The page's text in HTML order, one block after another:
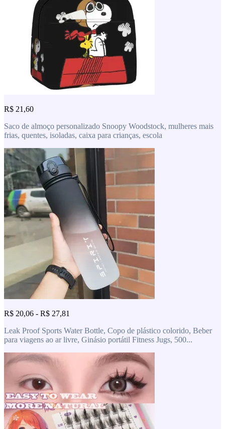
Eletrônicos, moda, casa, beleza e muito mais
Novidades sempre — encontre o que combina com você
Lista de Produtos
R$ 21,60
Saco de almoço personalizado Snoopy Woodstock, mulheres mais
frias, quentes, isoladas, caixa para crianças, escola
R$ 20,06 - R$ 27,81
Leak Proof Sports Water Bottle, Copo de plástico colorido, Beber
para viagens ao ar livre, Ginásio portátil Fitness Jugs, 500...